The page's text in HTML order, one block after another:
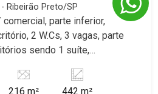
Ribeirão Preto/SP
parte inferior,
2 W.Cs, 3 vagas, parte
sendo 1 suíte,
área de serviço, excelente
216 m² 442 m²